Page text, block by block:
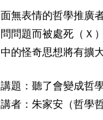
面無表情的哲學推廣
問問題而被處死（Ｘ
中的怪奇思想將有擴
講題：聽了會變成哲
講者：朱家安（哲學